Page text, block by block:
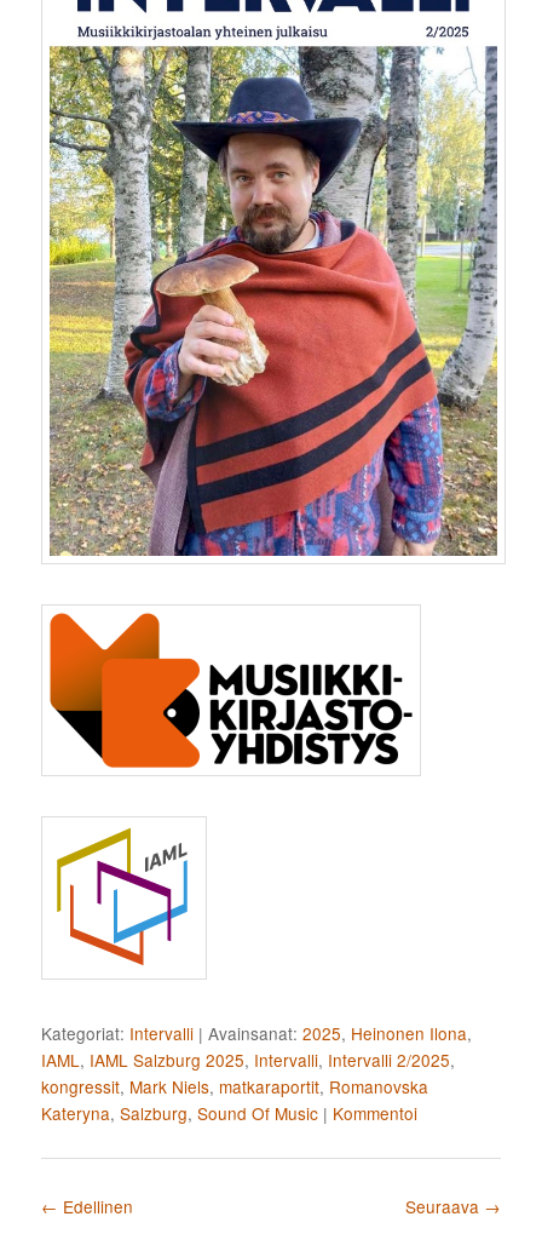
Kategoriat: Intervalli |Avainsanat: 2025, Heinonen Ilona,
IAML, IAML Salzburg 2025, Intervalli, Intervalli 2/2025,
kongressit, Mark Niels, matkaraportit, Romanovska
Kateryna,Salzburg,Sound Of Music | Kommentoi
Artikkelien selaus
← Edellinen Seuraava →